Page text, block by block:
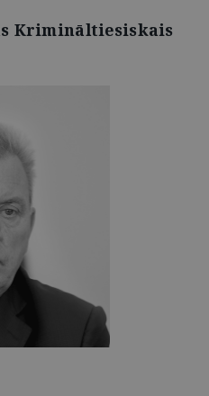
Krimināltiesiskais